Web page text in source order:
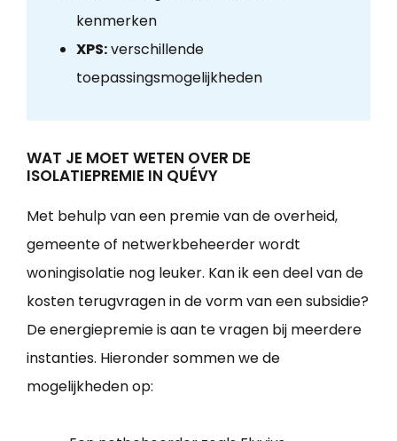
kenmerken
XPS:verschillende
toepassingsmogelijkheden
WAT JE MOET WETEN OVER DE
ISOLATIEPREMIE IN QUÉVY
Met behulp van een premie van de overheid,
gemeente of netwerkbeheerder wordt
woningisolatie nog leuker. Kan ik een deel van de
kosten terugvragen in de vorm van een subsidie?
De energiepremie is aan te vragen bij meerdere
instanties. Hieronder sommen we de
mogelijkheden op: